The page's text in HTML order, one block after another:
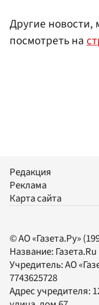
Другие новости,
посмотреть на
Редакция
Реклама
Карта сайта
© АО «Газета.Ру»
Название: Газета.Ru
Учредитель:АО
7743625728
Адрес учредителя: